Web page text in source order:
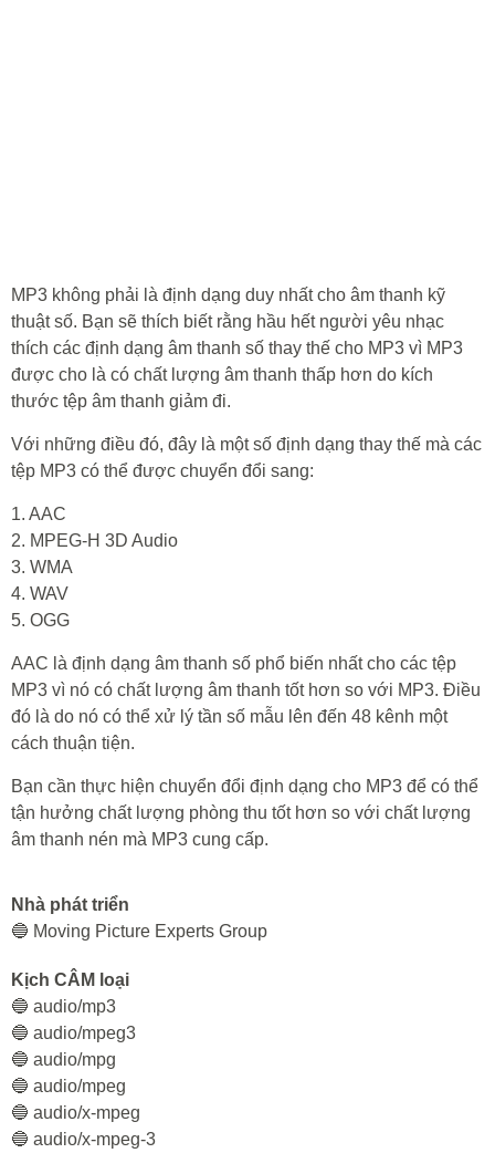
MP3 không phải là định dạng duy nhất cho âm thanh kỹ
thuật số. Bạn sẽ thích biết rằng hầu hết người yêu nhạc
thích các định dạng âm thanh số thay thế cho MP3 vì MP3
được cho là có chất lượng âm thanh thấp hơn do kích
thước tệp âm thanh giảm đi.
Với những điều đó, đây là một số định dạng thay thế mà các
tệp MP3 có thể được chuyển đổi sang:
1. AAC
2. MPEG-H 3D Audio
3. WMA
4. WAV
5. OGG
AAC là định dạng âm thanh số phổ biến nhất cho các tệp
MP3 vì nó có chất lượng âm thanh tốt hơn so với MP3. Điều
đó là do nó có thể xử lý tần số mẫu lên đến 48 kênh một
cách thuận tiện.
Bạn cần thực hiện chuyển đổi định dạng cho MP3 để có thể
tận hưởng chất lượng phòng thu tốt hơn so với chất lượng
âm thanh nén mà MP3 cung cấp.
Nhà phát triển
🔵 Moving Picture Experts Group
Kịch CÂM loại
🔵 audio/mp3
🔵 audio/mpeg3
🔵 audio/mpg
🔵 audio/mpeg
🔵 audio/x-mpeg
🔵 audio/x-mpeg-3